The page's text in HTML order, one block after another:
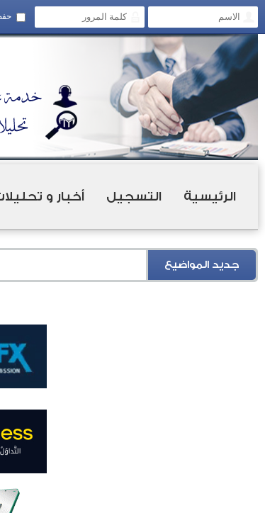
الرئيسية التسجيل أخبار و
جديد المواضيع